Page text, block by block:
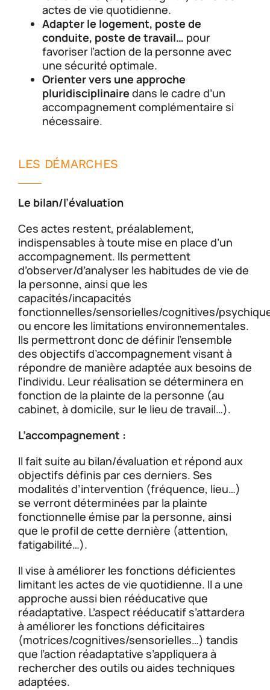
actes de vie quotidienne.
Adapter le logement, poste de
conduite, poste de travail… pour
favoriser l’action de la personne avec
une sécurité optimale.
Orienter vers une approche
pluridisciplinaire dans le cadre d’un
accompagnement complémentaire si
nécessaire.
LES DÉMARCHES
Le bilan/l’évaluation
Ces actes restent, préalablement,
indispensables à toute mise en place d’un
accompagnement. Ils permettent
d’observer/d’analyser les habitudes de vie de
la personne, ainsi que les
capacités/incapacités
fonctionnelles/sensorielles/cognitives/
ou encore les limitations environnementales.
Ils permettront donc de définir l’ensemble
des objectifs d’accompagnement visant à
répondre de manière adaptée aux besoins de
l’individu. Leur réalisation se déterminera en
fonction de la plainte de la personne (au
cabinet, à domicile, sur le lieu de travail…).
L’accompagnement :
Il fait suite au bilan/évaluation et répond aux
objectifs définis par ces derniers. Ses
modalités d’intervention (fréquence, lieu…)
se verront déterminées par la plainte
fonctionnelle émise par la personne, ainsi
que le profil de cette dernière (attention,
fatigabilité…).
Il vise à améliorer les fonctions déficientes
limitant les actes de vie quotidienne. Il a une
approche aussi bien rééducative que
réadaptative. L’aspect rééducatif s’attardera
à améliorer les fonctions déficitaires
(motrices/cognitives/sensorielles…) tandis
que l’action réadaptative s’appliquera à
rechercher des outils ou aides techniques
adaptées.